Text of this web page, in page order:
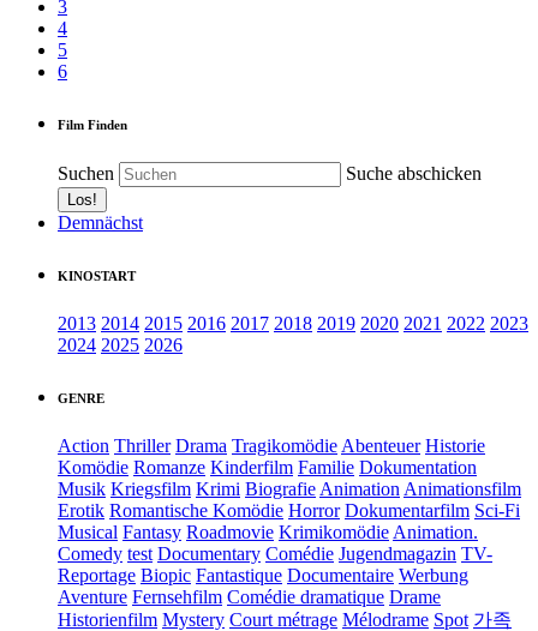
3
4
5
6
Film Finden
Suchen Suche abschicken
Demnächst
KINOSTART
2013 2014 2015 2016 2017 2018 2019 2020 2021 2022 2023
2024 2025 2026
GENRE
Action Thriller Drama Tragikomödie Abenteuer Historie
Komödie Romanze Kinderfilm Familie Dokumentation
Musik Kriegsfilm Krimi Biografie Animation Animationsfilm
Erotik Romantische Komödie Horror Dokumentarfilm Sci-Fi
Musical Fantasy Roadmovie Krimikomödie Animation.
Comedy test Documentary Comédie Jugendmagazin TV-
Reportage Biopic Fantastique Documentaire Werbung
Aventure Fernsehfilm Comédie dramatique Drame
Historienfilm Mystery Court métrage Mélodrame Spot 가족